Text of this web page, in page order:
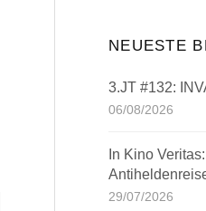
NEUESTE
3.JT #132:
06/08/2026
In Kino
29/07/2026